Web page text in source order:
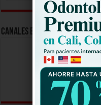
Aqui
Canales En Vivo